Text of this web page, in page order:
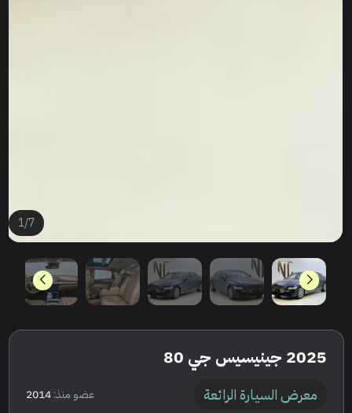
1/7
2025 جينيسيس جي 80
معرض السيارة الرائعة عضو منذ:2014